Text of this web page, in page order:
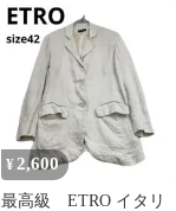
シャツ ミントグリーン
44
¥ 2,600
最高級 ETRO イタリ